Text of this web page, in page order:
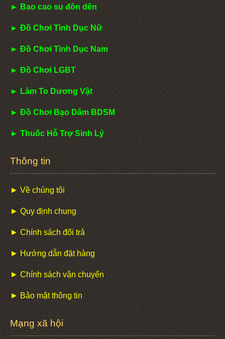
► Bao cao su đôn dên
► Đồ Chơi Tình Dục Nữ
► Đồ Chơi Tình Dục Nam
► Đồ Chơi LGBT
► Làm To Dương Vật
► Đồ Chơi Bạo Dâm BDSM
► Thuốc Hỗ Trợ Sinh Lý
Thông tin
► Về chúng tôi
► Quy định chung
► Chính sách đổi trả
► Hướng dẫn đặt hàng
► Chính sách vận chuyển
► Bảo mật thông tin
Mạng xã hội